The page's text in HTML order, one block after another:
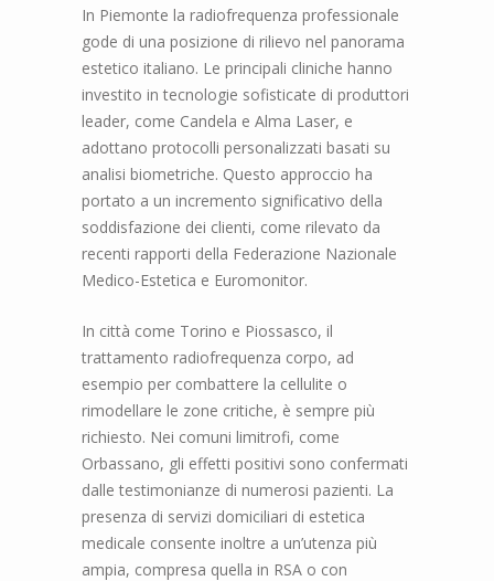
In Piemonte la radiofrequenza professionale
gode di una posizione di rilievo nel panorama
estetico italiano. Le principali cliniche hanno
investito in tecnologie sofisticate di produttori
leader, come Candela e Alma Laser, e
adottano protocolli personalizzati basati su
analisi biometriche. Questo approccio ha
portato a un incremento significativo della
soddisfazione dei clienti, come rilevato da
recenti rapporti della Federazione Nazionale
Medico-Estetica e Euromonitor.
In città come Torino e Piossasco, il
trattamento radiofrequenza corpo, ad
esempio per combattere la cellulite o
rimodellare le zone critiche, è sempre più
richiesto. Nei comuni limitrofi, come
Orbassano, gli effetti positivi sono confermati
dalle testimonianze di numerosi pazienti. La
presenza di servizi domiciliari di estetica
medicale consente inoltre a un’utenza più
ampia, compresa quella in RSA o con